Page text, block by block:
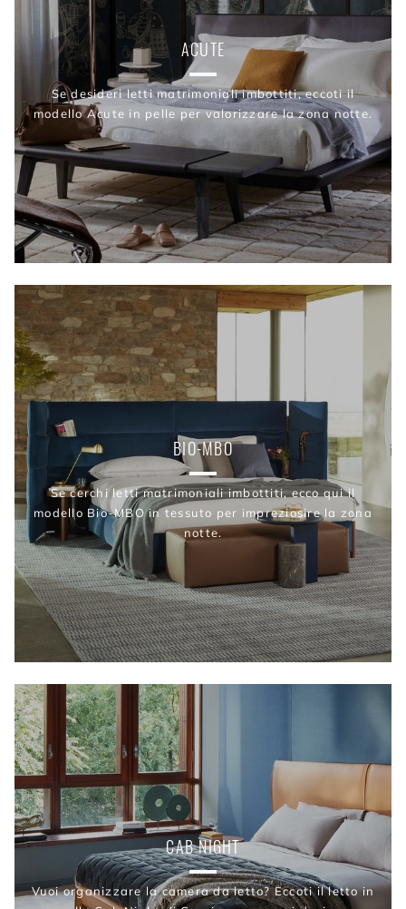
ACUTE
Se desideri letti matrimoniali imbottiti, eccoti il
modello Acute in pelle per valorizzare la zona notte.
BIO-MBO
Se cerchi letti matrimoniali imbottiti, ecco qui il
modello Bio-MBO in tessuto per impreziosire la zona
notte.
CAB NIGHT
Vuoi organizzare la camera da letto? Eccoti il letto in